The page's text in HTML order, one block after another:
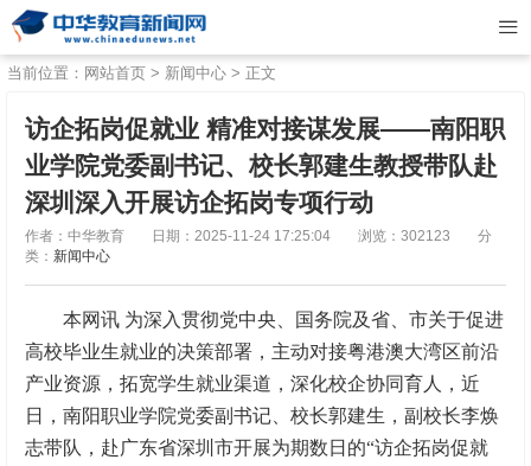
当前位置： 网站首页 > 新闻中心 > 正文
访企拓岗促就业 精准对接谋发展——南阳职
业学院党委副书记、校长郭建生教授带队赴
深圳深入开展访企拓岗专项行动
作者：中华教育 日期：2025-11-24 17:25:04 浏览：302123
分
类： 新闻中心
本网讯 为深入贯彻党中央、国务院及省、市关于促进
高校毕业生就业的决策部署，主动对接粤港澳大湾区前沿
产业资源，拓宽学生就业渠道，深化校企协同育人，近
日，南阳职业学院党委副书记、校长郭建生，副校长李焕
志带队，赴广东省深圳市开展为期数日的“访企拓岗促就